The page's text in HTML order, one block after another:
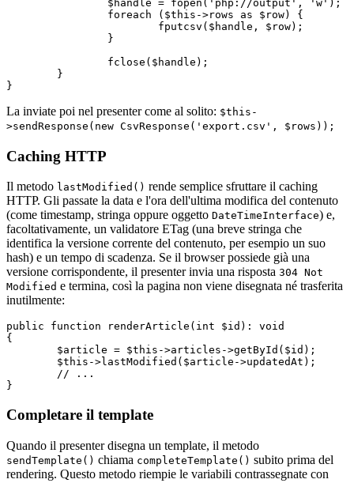
La inviate poi nel presenter come al solito: $this-
>sendResponse(new CsvResponse('export.csv', $rows));
Caching HTTP
Il metodo lastModified() rende semplice sfruttare il caching
HTTP. Gli passate la data e l'ora dell'ultima modifica del contenuto
(come timestamp, stringa oppure oggetto DateTimeInterface) e,
facoltativamente, un validatore ETag (una breve stringa che
identifica la versione corrente del contenuto, per esempio un suo
hash) e un tempo di scadenza. Se il browser possiede già una
versione corrispondente, il presenter invia una risposta 304 Not
Modified e termina, così la pagina non viene disegnata né trasferita
inutilmente:
public function renderArticle(int $id): void
{
Completare il template
Quando il presenter disegna un template, il metodo
sendTemplate() chiama completeTemplate() subito prima del
rendering. Questo metodo riempie le variabili contrassegnate con